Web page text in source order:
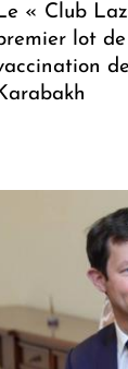
« Club
lot